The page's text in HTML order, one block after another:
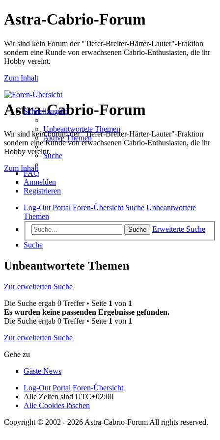
Astra-Cabrio-Forum
Wir sind kein Forum der "Tiefer-Breiter-Härter-Lauter"-Fraktion
sondern eine Runde von erwachsenen Cabrio-Enthusiasten, die ihr
Hobby vereint.
Zum Inhalt
Astra-Cabrio-Forum
Wir sind kein Forum der "Tiefer-Breiter-Härter-Lauter"-Fraktion
sondern eine Runde von erwachsenen Cabrio-Enthusiasten, die ihr
Hobby vereint.
Zum Inhalt
Schnellzugriff
Unbeantwortete Themen
Aktive Themen
Suche
FAQ
Anmelden
Registrieren
Log-Out Portal Foren-Übersicht Suche Unbeantwortete
Themen
Suche
Erweiterte Suche
Suche
Unbeantwortete Themen
Zur erweiterten Suche
Die Suche ergab 0 Treffer • Seite 1 von 1
Es wurden keine passenden Ergebnisse gefunden.
Die Suche ergab 0 Treffer • Seite 1 von 1
Zur erweiterten Suche
Gehe zu
Gäste News
Log-Out Portal Foren-Übersicht
Alle Zeiten sind UTC+02:00
Alle Cookies löschen
Copyright © 2002 - 2026 Astra-Cabrio-Forum All rights reserved.